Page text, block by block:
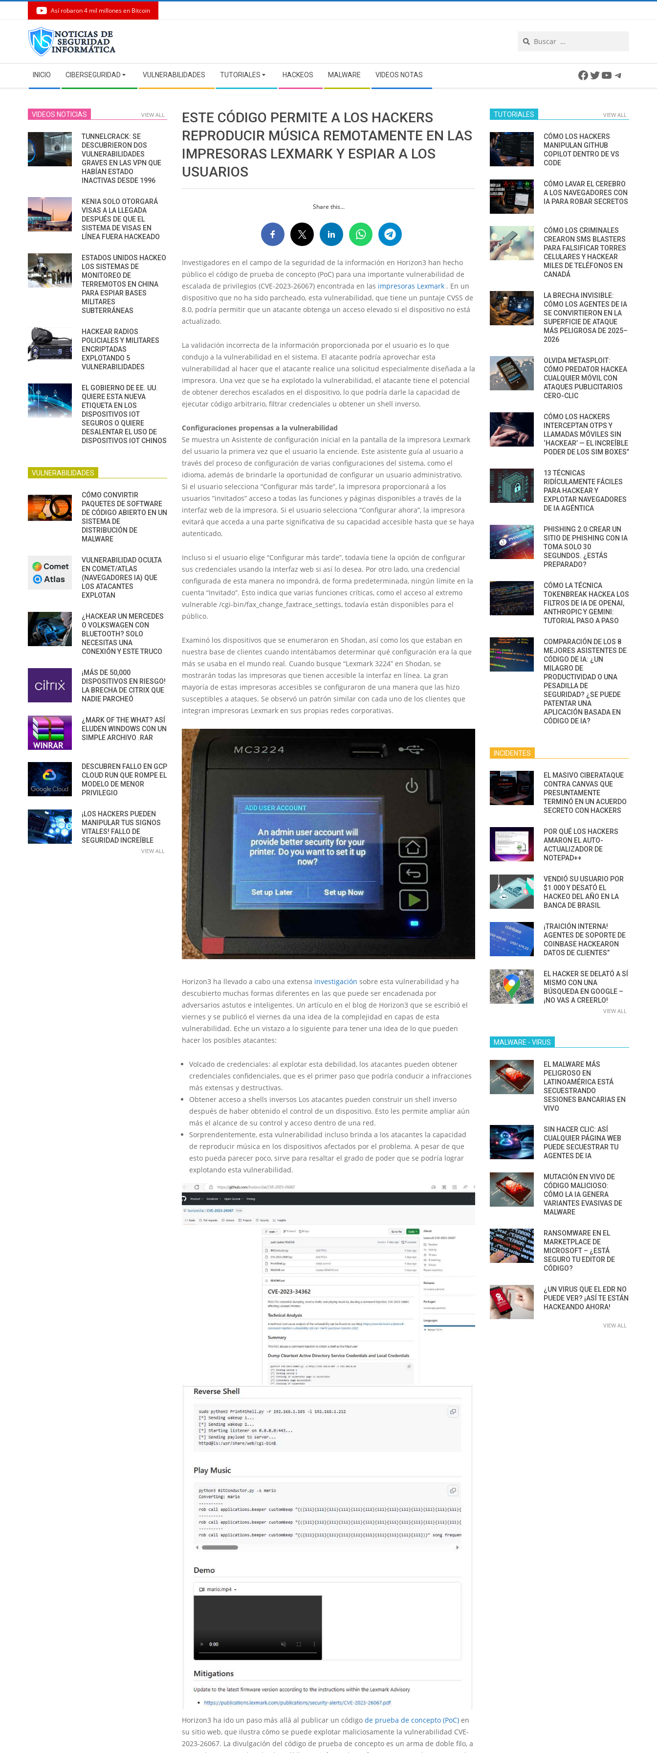
Así robaron 4 mil millones en Bitcoin
Navigation
Menu
INICIO CIBERSEGURIDAD VULNERABILIDADES TUTORIALES HACKEOS MALWARE VIDEOS NOTAS Facebook
Twitter
YouTube
ESTE CÓDIGO PERMITE A LOS HACKERS
REPRODUCIR MÚSICA REMOTAMENTE EN LAS
IMPRESORAS LEXMARK Y ESPIAR A LOS
USUARIOS
Share this...
Investigadores en el campo de la seguridad de la información en Horizon3 han hecho
público el código de prueba de concepto (PoC) para una importante vulnerabilidad de
escalada de privilegios (CVE-2023-26067) encontrada en las impresoras Lexmark . En un
dispositivo que no ha sido parcheado, esta vulnerabilidad, que tiene un puntaje CVSS de
8.0, podría permitir que un atacante obtenga un acceso elevado si el dispositivo no está
actualizado.
La validación incorrecta de la información proporcionada por el usuario es lo que
condujo a la vulnerabilidad en el sistema. El atacante podría aprovechar esta
vulnerabilidad al hacer que el atacante realice una solicitud especialmente diseñada a la
impresora. Una vez que se ha explotado la vulnerabilidad, el atacante tiene el potencial
de obtener derechos escalados en el dispositivo, lo que podría darle la capacidad de
ejecutar código arbitrario, filtrar credenciales u obtener un shell inverso.
Configuraciones propensas a la vulnerabilidad
Se muestra un Asistente de configuración inicial en la pantalla de la impresora Lexmark
del usuario la primera vez que el usuario la enciende. Este asistente guía al usuario a
través del proceso de configuración de varias configuraciones del sistema, como el
idioma, además de brindarle la oportunidad de configurar un usuario administrativo.
Si el usuario selecciona “Configurar más tarde”, la impresora proporcionará a los
usuarios “invitados” acceso a todas las funciones y páginas disponibles a través de la
interfaz web de la impresora. Si el usuario selecciona “Configurar ahora”, la impresora
evitará que acceda a una parte significativa de su capacidad accesible hasta que se haya
autenticado.
Incluso si el usuario elige “Configurar más tarde”, todavía tiene la opción de configurar
sus credenciales usando la interfaz web si así lo desea. Por otro lado, una credencial
configurada de esta manera no impondrá, de forma predeterminada, ningún límite en la
cuenta “Invitado”. Esto indica que varias funciones críticas, como el acceso al extremo
vulnerable /cgi-bin/fax_change_faxtrace_settings, todavía están disponibles para el
público.
Examinó los dispositivos que se enumeraron en Shodan, así como los que estaban en
nuestra base de clientes cuando intentábamos determinar qué configuración era la que
más se usaba en el mundo real. Cuando busque “Lexmark 3224” en Shodan, se
mostrarán todas las impresoras que tienen accesible la interfaz en línea. La gran
mayoría de estas impresoras accesibles se configuraron de una manera que las hizo
susceptibles a ataques. Se observó un patrón similar con cada uno de los clientes que
integran impresoras Lexmark en sus propias redes corporativas.
Horizon3 ha llevado a cabo una extensa investigación sobre esta vulnerabilidad y ha
descubierto muchas formas diferentes en las que puede ser encadenada por
adversarios astutos e inteligentes. Un artículo en el blog de Horizon3 que se escribió el
viernes y se publicó el viernes da una idea de la complejidad en capas de esta
vulnerabilidad. Eche un vistazo a lo siguiente para tener una idea de lo que pueden
hacer los posibles atacantes:
Volcado de credenciales: al explotar esta debilidad, los atacantes pueden obtener
credenciales confidenciales, que es el primer paso que podría conducir a infracciones
más extensas y destructivas.
Obtener acceso a shells inversos Los atacantes pueden construir un shell inverso
después de haber obtenido el control de un dispositivo. Esto les permite ampliar aún
más el alcance de su control y acceso dentro de una red.
Sorprendentemente, esta vulnerabilidad incluso brinda a los atacantes la capacidad
de reproducir música en los dispositivos afectados por el problema. A pesar de que
esto pueda parecer poco, sirve para resaltar el grado de poder que se podría lograr
explotando esta vulnerabilidad.
Horizon3 ha ido un paso más allá al publicar un código de prueba de concepto (PoC) en
su sitio web, que ilustra cómo se puede explotar maliciosamente la vulnerabilidad CVE-
2023-26067. La divulgación del código de prueba de concepto es un arma de doble filo, a
VIDEOS NOTICIAS VIEW ALL
TUNNELCRACK: SE
DESCUBRIERON DOS
VULNERABILIDADES
GRAVES EN LAS VPN QUE
HABÍAN ESTADO
INACTIVAS DESDE 1996
KENIA SOLO OTORGARÁ
VISAS A LA LLEGADA
DESPUÉS DE QUE EL
SISTEMA DE VISAS EN
LÍNEA FUERA HACKEADO
ESTADOS UNIDOS HACKEO
LOS SISTEMAS DE
MONITOREO DE
TERREMOTOS EN CHINA
PARA ESPIAR BASES
MILITARES
SUBTERRÁNEAS
HACKEAR RADIOS
POLICIALES Y MILITARES
ENCRIPTADAS
EXPLOTANDO 5
VULNERABILIDADES
EL GOBIERNO DE EE. UU.
QUIERE ESTA NUEVA
ETIQUETA EN LOS
DISPOSITIVOS IOT
SEGUROS O QUIERE
DESALENTAR EL USO DE
DISPOSITIVOS IOT CHINOS
VULNERABILIDADES
CÓMO CONVIRTIR
PAQUETES DE SOFTWARE
DE CÓDIGO ABIERTO EN UN
SISTEMA DE
DISTRIBUCIÓN DE
MALWARE
VULNERABILIDAD OCULTA
EN COMET/ATLAS
(NAVEGADORES IA) QUE
LOS ATACANTES
EXPLOTAN
¿HACKEAR UN MERCEDES
O VOLKSWAGEN CON
BLUETOOTH? SOLO
NECESITAS UNA
CONEXIÓN Y ESTE TRUCO
¡MÁS DE 50,000
DISPOSITIVOS EN RIESGO!
LA BRECHA DE CITRIX QUE
NADIE PARCHEÓ
¿MARK OF THE WHAT? ASÍ
ELUDEN WINDOWS CON UN
SIMPLE ARCHIVO .RAR
DESCUBREN FALLO EN GCP
CLOUD RUN QUE ROMPE EL
MODELO DE MENOR
PRIVILEGIO
¡LOS HACKERS PUEDEN
MANIPULAR TUS SIGNOS
VITALES! FALLO DE
SEGURIDAD INCREÍBLE
VIEW ALL
TUTORIALES VIEW ALL
CÓMO LOS HACKERS
MANIPULAN GITHUB
COPILOT DENTRO DE VS
CODE
CÓMO LAVAR EL CEREBRO
A LOS NAVEGADORES CON
IA PARA ROBAR SECRETOS
CÓMO LOS CRIMINALES
CREARON SMS BLASTERS
PARA FALSIFICAR TORRES
CELULARES Y HACKEAR
MILES DE TELÉFONOS EN
CANADÁ
LA BRECHA INVISIBLE:
CÓMO LOS AGENTES DE IA
SE CONVIRTIERON EN LA
SUPERFICIE DE ATAQUE
MÁS PELIGROSA DE 2025–
2026
OLVIDA METASPLOIT:
CÓMO PREDATOR HACKEA
CUALQUIER MÓVIL CON
ATAQUES PUBLICITARIOS
CERO-CLIC
CÓMO LOS HACKERS
INTERCEPTAN OTPS Y
LLAMADAS MÓVILES SIN
‘HACKEAR’ — EL INCREÍBLE
PODER DE LOS SIM BOXES”
13 TÉCNICAS
RIDÍCULAMENTE FÁCILES
PARA HACKEAR Y
EXPLOTAR NAVEGADORES
DE IA AGÉNTICA
PHISHING 2.0:CREAR UN
SITIO DE PHISHING CON IA
TOMA SOLO 30
SEGUNDOS. ¿ESTÁS
PREPARADO?
CÓMO LA TÉCNICA
TOKENBREAK HACKEA LOS
FILTROS DE IA DE OPENAI,
ANTHROPIC Y GEMINI:
TUTORIAL PASO A PASO
COMPARACIÓN DE LOS 8
MEJORES ASISTENTES DE
CÓDIGO DE IA: ¿UN
MILAGRO DE
PRODUCTIVIDAD O UNA
PESADILLA DE
SEGURIDAD? ¿SE PUEDE
PATENTAR UNA
APLICACIÓN BASADA EN
CÓDIGO DE IA?
INCIDENTES
EL MASIVO CIBERATAQUE
CONTRA CANVAS QUE
PRESUNTAMENTE
TERMINÓ EN UN ACUERDO
SECRETO CON HACKERS
POR QUÉ LOS HACKERS
AMARON EL AUTO-
ACTUALIZADOR DE
NOTEPAD++
VENDIÓ SU USUARIO POR
$1.000 Y DESATÓ EL
HACKEO DEL AÑO EN LA
BANCA DE BRASIL
¡TRAICIÓN INTERNA!
AGENTES DE SOPORTE DE
COINBASE HACKEARON
DATOS DE CLIENTES”
EL HACKER SE DELATÓ A SÍ
MISMO CON UNA
BÚSQUEDA EN GOOGLE –
¡NO VAS A CREERLO!
VIEW ALL
MALWARE - VIRUS
EL MALWARE MÁS
PELIGROSO EN
LATINOAMÉRICA ESTÁ
SECUESTRANDO
SESIONES BANCARIAS EN
VIVO
SIN HACER CLIC: ASÍ
CUALQUIER PÁGINA WEB
PUEDE SECUESTRAR TU
AGENTES DE IA
MUTACIÓN EN VIVO DE
CÓDIGO MALICIOSO:
CÓMO LA IA GENERA
VARIANTES EVASIVAS DE
MALWARE
RANSOMWARE EN EL
MARKETPLACE DE
MICROSOFT – ¿ESTÁ
SEGURO TU EDITOR DE
CÓDIGO?
¿UN VIRUS QUE EL EDR NO
PUEDE VER? ¡ASÍ TE ESTÁN
HACKEANDO AHORA!
VIEW ALL